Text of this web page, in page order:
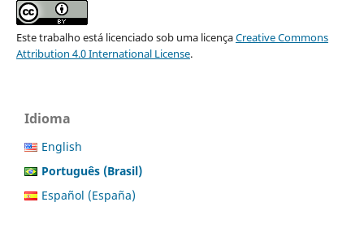
Este trabalho está licenciado sob uma licençaCreative Commons
Attribution 4.0 International License.
Idioma
English
Português (Brasil)
Español (España)